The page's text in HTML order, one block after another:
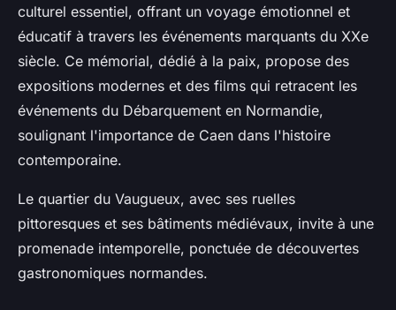
culturel essentiel, offrant un voyage émotionnel et
éducatif à travers les événements marquants du XXe
siècle. Ce mémorial, dédié à la paix, propose des
expositions modernes et des films qui retracent les
événements du Débarquement en Normandie,
soulignant l'importance de Caen dans l'histoire
contemporaine.
Le quartier du Vaugueux, avec ses ruelles
pittoresques et ses bâtiments médiévaux, invite à une
promenade intemporelle, ponctuée de découvertes
gastronomiques normandes.